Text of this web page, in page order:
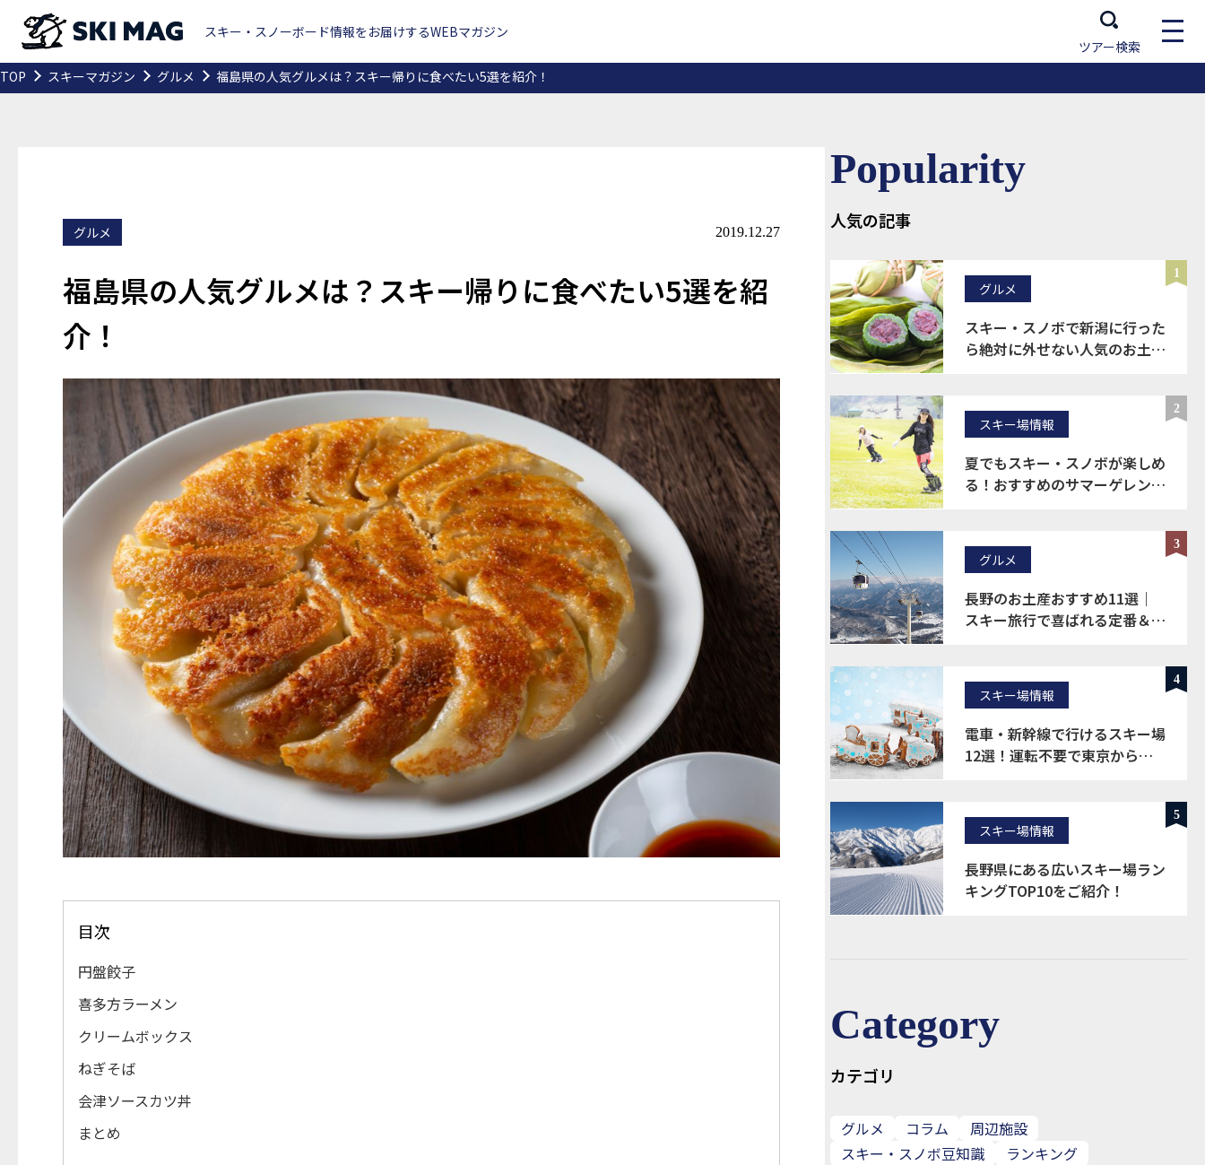
スキー・スノーボード情報をお届けするWEBマガジン
ツアー検索
TOP
スキーマガジン グルメ 福島県の人気グルメは？スキー帰りに食べたい5選を紹介！
グルメ 2019.12.27
福島県の人気グルメは？スキー帰りに食べたい5選を紹
介！
目次
円盤餃子
喜多方ラーメン
クリームボックス
ねぎそば
会津ソースカツ丼
まとめ
Popularity
人気の記事
1
スキー・スノボで新潟に行った
ら絶対に外せない人気のお土産
グルメ
2
夏でもスキー・スノボが楽しめ
る！おすすめのサマーゲレンデ
スキー場情報
3
長野のお土産おすすめ11選｜
スキー旅行で喜ばれる定番＆ば
グルメ
4
電車・新幹線で行けるスキー場
12選！運転不要で東京から楽
スキー場情報
5
長野県にある広いスキー場ラン
キングTOP10をご紹介！
スキー場情報
Category
カテゴリ
グルメ コラム
周辺施設
スキー・スノボ豆知識
ランキング